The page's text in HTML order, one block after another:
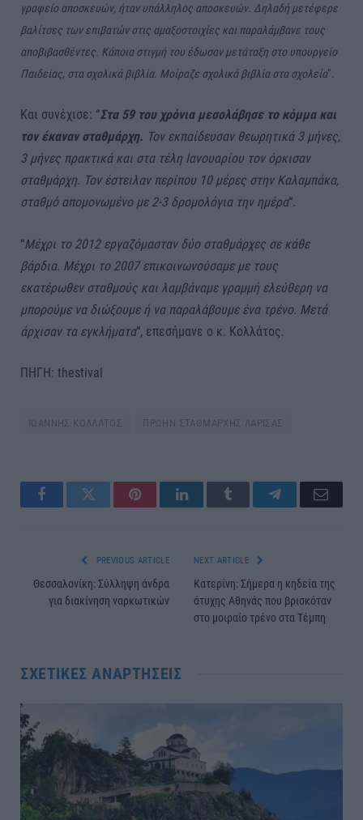
γραφείο αποσκευών, ήταν υπάλληλος αποσκευών. Δηλαδή μετέφερε
βαλίτσες των επιβατών στις αμαξοστοιχίες και παραλάμβανε τους
αποβιβασθέντες. Κάποια στιγμή του έδωσαν μετάταξη στο υπουργείο
Παιδείας, στα σχολικά βιβλία. Μοίραζε σχολικά βιβλία στα σχολεία“.
Και συνέχισε: “Στα 59 του χρόνια μεσολάβησε το κόμμα και
τον έκαναν σταθμάρχη. Τον εκπαίδευσαν θεωρητικά 3 μήνες,
3 μήνες πρακτικά και στα τέλη Ιανουαρίου τον όρκισαν
σταθμάρχη. Τον έστειλαν περίπου 10 μέρες στην Καλαμπάκα,
σταθμό απομονωμένο με 2-3 δρομολόγια την ημέρα“.
“Μέχρι το 2012 εργαζόμασταν δύο σταθμάρχες σε κάθε
βάρδια. Μέχρι το 2007 επικοινωνούσαμε με τους
εκατέρωθεν σταθμούς και λαμβάναμε γραμμή ελεύθερη να
μπορούμε να διώξουμε ή να παραλάβουμε ένα τρένο. Μετά
άρχισαν τα εγκλήματα“, επεσήμανε ο κ. Κολλάτος.
ΠΗΓΗ: thestival
ΙΩΑΝΝΗΣ ΚΟΛΛΑΤΟΣ ΠΡΩΗΝ ΣΤΑΘΜΑΡΧΗΣ ΛΑΡΙΣΑΣ
FacebookTwitter PinterestLinkedInTumblr TelegramEmail
PREVIOUS ARTICLE
Θεσσαλονίκη: Σύλληψη άνδρα
για διακίνηση ναρκωτικών
NEXT ARTICLE
Κατερίνη: Σήμερα η κηδεία της
άτυχης Αθηνάς που βρισκόταν
στο μοιραίο τρένο στα Τέμπη
ΣΧΕΤΙΚΈΣ ΑΝΑΡΤΉΣΕΙΣ